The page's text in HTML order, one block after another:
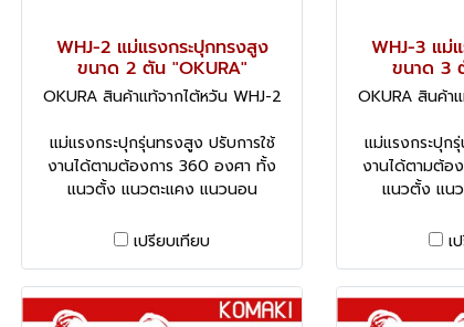
WHJ-2 แม่แรงกระปุกทรงสูง
ขนาด 2 ตัน "OKURA"
OKURA สินค้าแท้จากไต้หวัน WHJ-2
แม่แรงกระปุกรุ่นทรงสูง ปรับการใช้
งานได้ตามต้องการ 360 องศา ทั้ง
แนวตั้ง แนวตะแคง แนวนอน
เปรียบเทียบ
WHJ-3 แม่
ขนาด 3
OKURA สินค้า
แม่แรงกระปุก
งานได้ตามต้อ
แนวตั้ง แน
เ